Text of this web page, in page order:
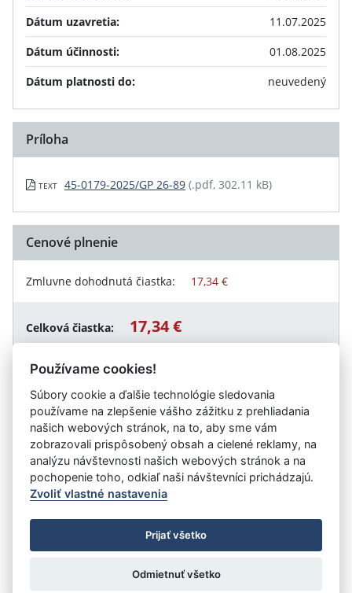
Dátum uzavretia:
11.07.2025
Dátum účinnosti:
01.08.2025
Dátum platnosti do:
neuvedený
Príloha
TEXT 45-0179-2025/GP 26-89 (.pdf, 302.11 kB)
Cenové plnenie
Zmluvne dohodnutá čiastka: 17,34 €
Celková čiastka: 17,34 €
Návrat späť
Vystavil:Valaliky Industrial Park, s. r. o.
Úrad vlády SR
- Všetky práva vyhradené
Prehlásenie o prístupnosti
Zmluvy do 31.12.2010
Nastavenia cookies
: Aglo Solutions
Používame cookies!
Súbory cookie a ďalšie technológie sledovania
používame na zlepšenie vášho zážitku z prehliadania
našich webových stránok, na to, aby sme vám
zobrazovali prispôsobený obsah a cielené reklamy, na
analýzu návštevnosti našich webových stránok a na
pochopenie toho, odkiaľ naši návštevníci prichádzajú.
Zvoliť vlastné nastavenia
Prijať všetko
Odmietnuť všetko